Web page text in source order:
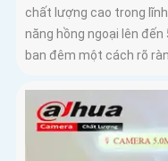
chất lượng cao trong
năng hồng ngoại lên
ban đêm một cách rõ